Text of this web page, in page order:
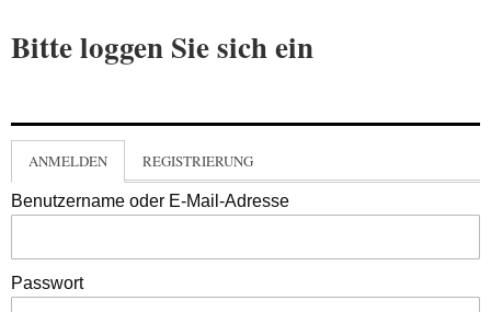
Bitte loggen Sie sich ein
ANMELDEN REGISTRIERUNG
Benutzername oder E-Mail-Adresse
Passwort